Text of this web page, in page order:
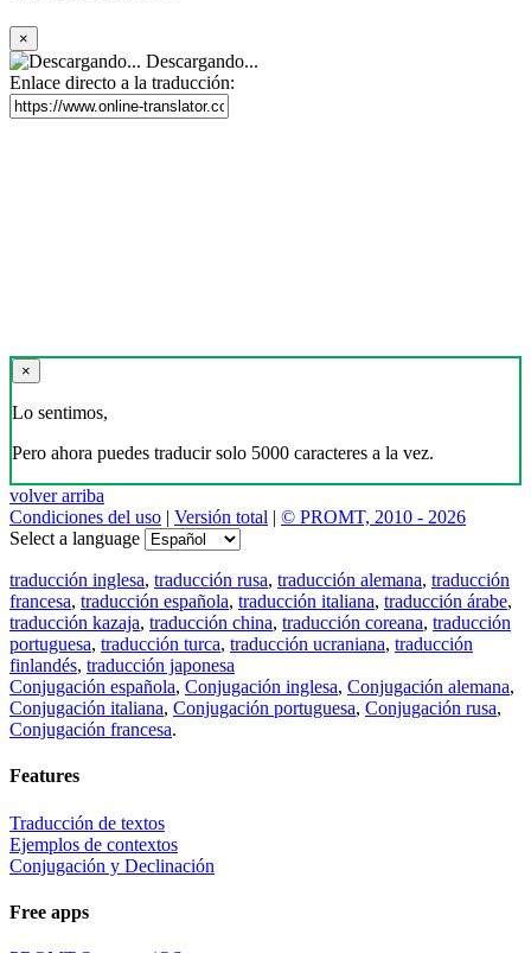
×
Descargando...
Enlace directo a la traducción:
×
Lo sentimos,
Pero ahora puedes traducir solo 5000 caracteres a la vez.
volver arriba
Condiciones del uso | Versión total | © PROMT, 2010 - 2026
Select a language
traducción inglesa, traducción rusa, traducción alemana, traducción
francesa, traducción española, traducción italiana, traducción árabe,
traducción kazaja, traducción china, traducción coreana, traducción
portuguesa, traducción turca, traducción ucraniana, traducción
finlandés, traducción japonesa
Conjugación española, Conjugación inglesa, Conjugación alemana,
Conjugación italiana, Conjugación portuguesa, Conjugación rusa,
Conjugación francesa.
Features
Traducción de textos
Ejemplos de contextos
Conjugación y Declinación
Free apps